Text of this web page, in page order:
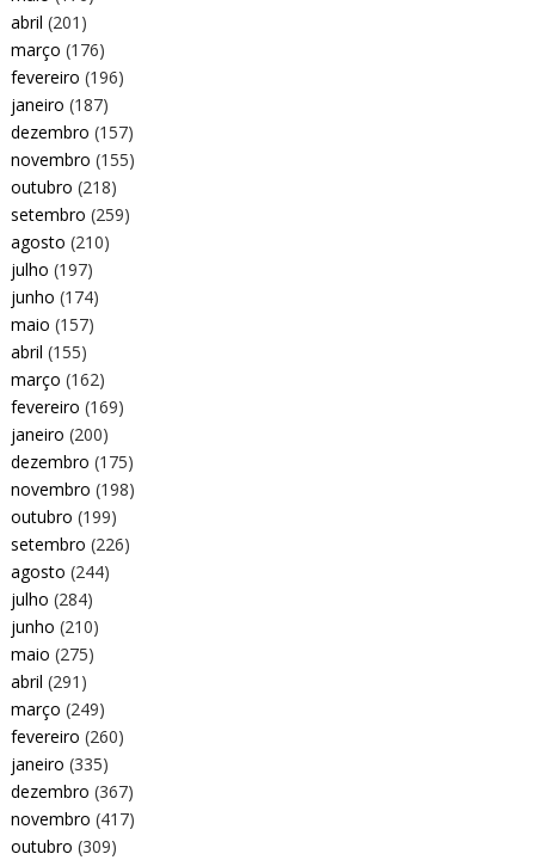
abril (201)
março (176)
fevereiro (196)
janeiro (187)
dezembro (157)
novembro (155)
outubro (218)
setembro (259)
agosto (210)
julho (197)
junho (174)
maio (157)
abril (155)
março (162)
fevereiro (169)
janeiro (200)
dezembro (175)
novembro (198)
outubro (199)
setembro (226)
agosto (244)
julho (284)
junho (210)
maio (275)
abril (291)
março (249)
fevereiro (260)
janeiro (335)
dezembro (367)
novembro (417)
outubro (309)